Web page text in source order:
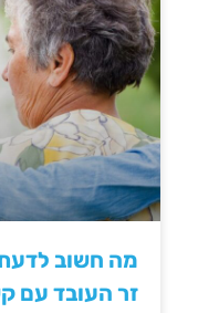
מה חשוב לדעת
זר העובד עם